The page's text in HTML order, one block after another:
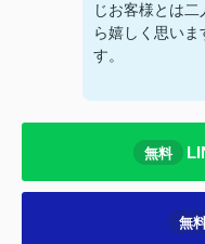
じお客様とは
ら嬉しく思い
す。
無料
無